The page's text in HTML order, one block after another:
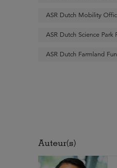
ASR Dutch Mobility
ASR Dutch Science Park
ASR Dutch Farmland
Auteur(s)